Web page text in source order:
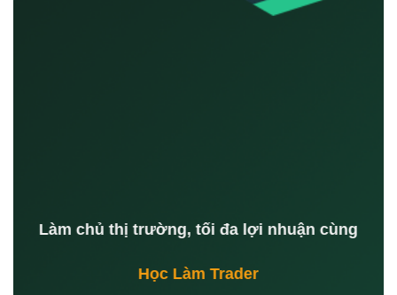
Làm chủ thị trường, tối đa lợi nhuận cùng
Học Làm Trader